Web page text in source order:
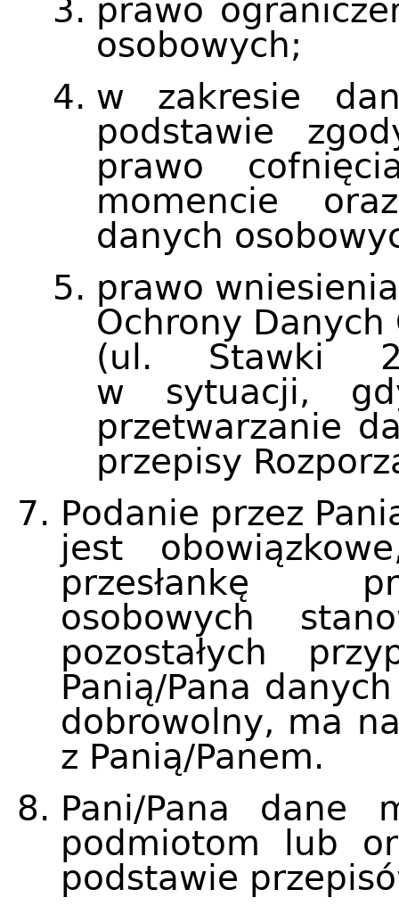
prawo
osobowych;
w zakresie
podstawie
prawo
momencie
danych
prawo
Ochrony Danych
(ul. Stawki
w sytuacji,
przetwarzanie
przepisy
Podanie przez
jest
przesłankę
osobowych
pozostałych
Panią/Pana
dobrowolny, ma
z Panią/Panem.
Pani/Pana dane
podmiotom lub
podstawie